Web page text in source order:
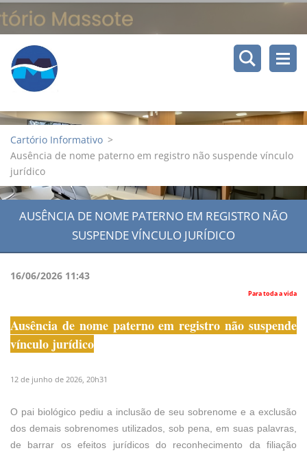
Cartório Informativo >
Ausência de nome paterno em registro não suspende vínculo
jurídico
AUSÊNCIA DE NOME PATERNO EM REGISTRO NÃO
SUSPENDE VÍNCULO JURÍDICO
16/06/2026 11:43
Para toda a vida
Ausência de nome paterno em registro não suspende
vínculo jurídico
12 de junho de 2026, 20h31
O pai biológico pediu a inclusão de seu sobrenome e a exclusão
dos demais sobrenomes utilizados, sob pena, em suas palavras,
de barrar os efeitos jurídicos do reconhecimento da filiação